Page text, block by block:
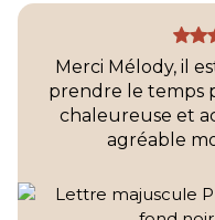
Merci Mélody, il
prendre le temps
chaleureuse et
agréable